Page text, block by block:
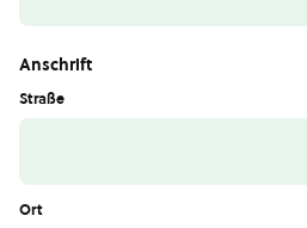
Anschrift
Straße
Ort